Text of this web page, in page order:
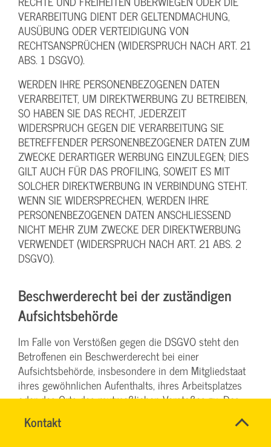
Kontakt
RONALD
Name*
VERARBEITUNG DIENT DER GELTENDMACHUNG,
AUSÜBUNG ODER VERTEIDIGUNG VON
RECHTSANSPRÜCHEN (WIDERSPRUCH NACH ART. 21
ABS. 1 DSGVO).
WERDEN IHRE PERSONENBEZOGENEN DATEN
VERARBEITET, UM DIREKTWERBUNG ZU BETREIBEN,
SO HABEN SIE DAS RECHT, JEDERZEIT
WIDERSPRUCH GEGEN DIE VERARBEITUNG SIE
BETREFFENDER PERSONENBEZOGENER DATEN ZUM
ZWECKE DERARTIGER WERBUNG EINZULEGEN; DIES
GILT AUCH FÜR DAS PROFILING, SOWEIT ES MIT
SOLCHER DIREKTWERBUNG IN VERBINDUNG STEHT.
WENN SIE WIDERSPRECHEN, WERDEN IHRE
PERSONENBEZOGENEN DATEN ANSCHLIESSEND
NICHT MEHR ZUM ZWECKE DER DIREKTWERBUNG
VERWENDET (WIDERSPRUCH NACH ART. 21 ABS. 2
DSGVO).
Beschwerde­recht bei der zuständigen
Aufsichts­behörde
Im Falle von Verstößen gegen die DSGVO steht den
Betroffenen ein Beschwerderecht bei einer
Aufsichtsbehörde, insbesondere in dem Mitgliedstaat
ihres gewöhnlichen Aufenthalts, ihres Arbeitsplatzes
oder des Orts des mutmaßlichen Verstoßes zu. Das
Beschwerderecht besteht unbeschadet anderweitiger
verwaltungsrechtlicher oder gerichtlicher